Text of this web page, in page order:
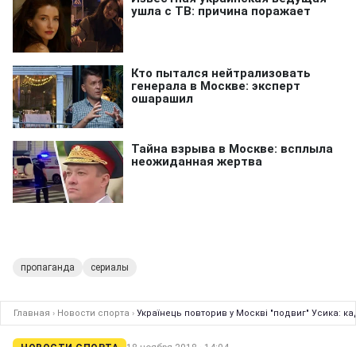
пропаганда сериалы
Главная › Новости спорта › Українець повторив у Москві "подвиг" Усика: